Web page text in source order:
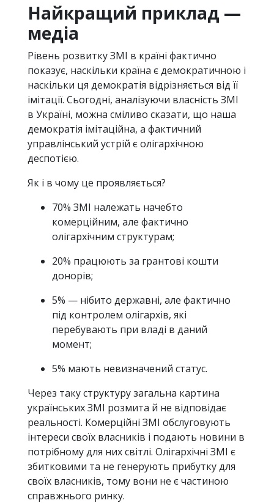
Найкращий приклад —
медіа
Рівень розвитку ЗМІ в країні фактично
показує, наскільки країна є демократичною і
наскільки ця демократія відрізняється від її
імітації. Сьогодні, аналізуючи власність ЗМІ
в Україні, можна сміливо сказати, що наша
демократія імітаційна, а фактичний
управлінський устрій є олігархічною
деспотією.
Як і в чому це проявляється?
70% ЗМІ належать начебто
комерційним, але фактично
олігархічним структурам;
20% працюють за грантові кошти
донорів;
5% — нібито державні, але фактично
під контролем олігархів, які
перебувають при владі в даний
момент;
5% мають невизначений статус.
Через таку структуру загальна картина
українських ЗМІ розмита й не відповідає
реальності. Комерційні ЗМІ обслуговують
інтереси своїх власників і подають новини в
потрібному для них світлі. Олігархічні ЗМІ є
збитковими та не генерують прибутку для
своїх власників, тому вони не є частиною
справжнього ринку.